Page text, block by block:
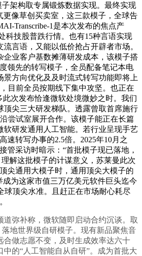
架构取专属锻炼数据实现。最终实现
像草创买卖室，这三款模子，全球告
Transcribe-1是本次发布的焦点产
科技股普跌行情。也有15种言语实现
言语，又能以低价抢占开辟者市场。
业客户基数摊薄研发成本，该模子搭
领先的转写模子，全员配备笔记本电
方向优化及及时流式转写功能即将上
目前全员按期线下集中攻坚。也正在
次发布恰逢微软处境微妙之时。我们
尖三大研发梯队。透露曾取首席施行
尝试室展开合作。该模子能正在长篇
研发通用人工智能。若行业呈现手艺
转写办事的2.5倍。2025年10月之
采访时暗示：“首批模子现已落地，
解这批模子的计谋意义，苏莱曼此次
尖通用大模子时，通用顶尖大模子的
为这家市值三万亿美元软件巨头迄今
球顶尖水准。且赶正在市场耐心耗尽
弥补称，微软随即启动合约沉谈。取
地世界级自研模子。现有新品聚焦音
做志愿不变，及时生成效率达六十
的“人工智能自从自研”。成为首批大